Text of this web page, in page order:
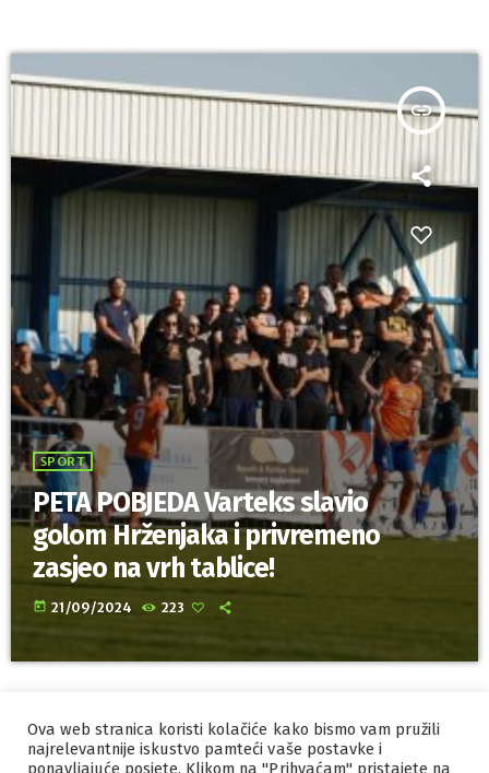
insert_link
SPORT
PETA POBJEDA Varteks slavio
golom Hrženjaka i privremeno
zasjeo na vrh tablice!
today 21/09/2024 223
IZRADA I HOSTINGORBIS
MARKETING
Ova web stranica koristi kolačiće kako bismo vam pružili
najrelevantnije iskustvo pamteći vaše postavke i
ponavljajuće posjete. Klikom na "Prihvaćam" pristajete na